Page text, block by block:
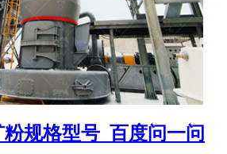
规格型号_百度问一问